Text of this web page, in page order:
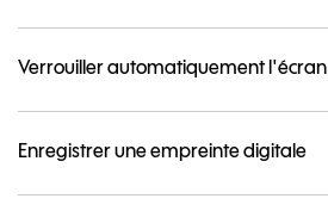
Verrouiller automatiquement l'écran
Enregistrer une empreinte digitale